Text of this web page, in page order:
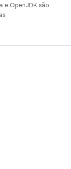
e OpenJDK são